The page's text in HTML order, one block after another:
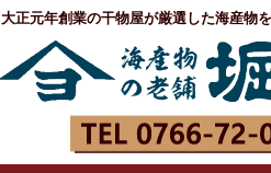
大正元年創業の干物屋が厳選した海産物